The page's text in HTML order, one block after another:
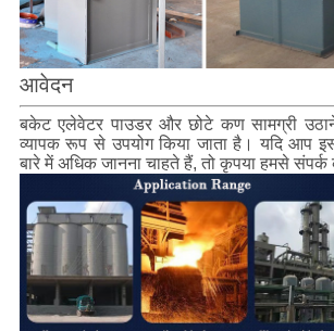
आवेदन
बकेट एलेवेटर पाउडर और छोटे कण सामग्री उठाने
व्यापक रूप से उपयोग किया जाता है। यदि आप
बारे में अधिक जानना चाहते हैं, तो कृपया हमसे संपर्क